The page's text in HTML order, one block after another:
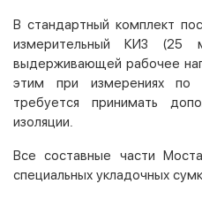
В стандартный комплект
измерительный КИ3 (25
выдерживающей рабочее
этим при измерениях по
требуется принимать
изоляции.
Все составные части
специальных укладочных